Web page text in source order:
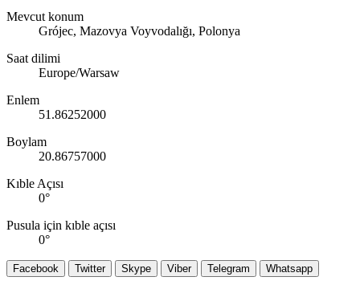
Mevcut konum
Grójec, Mazovya Voyvodalığı, Polonya
Saat dilimi
Europe/Warsaw
Enlem
51.86252000
Boylam
20.86757000
Kıble Açısı
0°
Pusula için kıble açısı
0°
Facebook Twitter Skype Viber Telegram Whatsapp